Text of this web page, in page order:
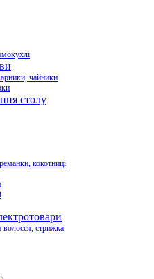
чайники
столу
кокотниці
стрижка